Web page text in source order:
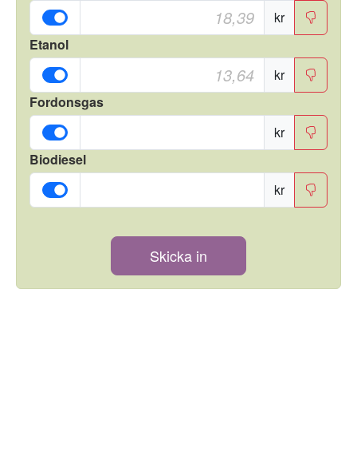
kr
Etanol
kr
Fordonsgas
kr
Biodiesel
kr
Skicka in